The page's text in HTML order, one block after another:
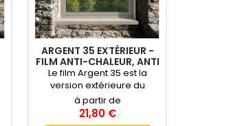
ARGENT 35 EXTÉRIEUR -
FILM ANTI-CHALEUR, ANTI
ÉBLOUISSEMENT
RÉFLÉCHISSANT
Le film Argent 35 est la
version extérieure du
film Argent 35. Plus
lumineux que l'argent 20,
c'est notre
à partir de
21,80 €